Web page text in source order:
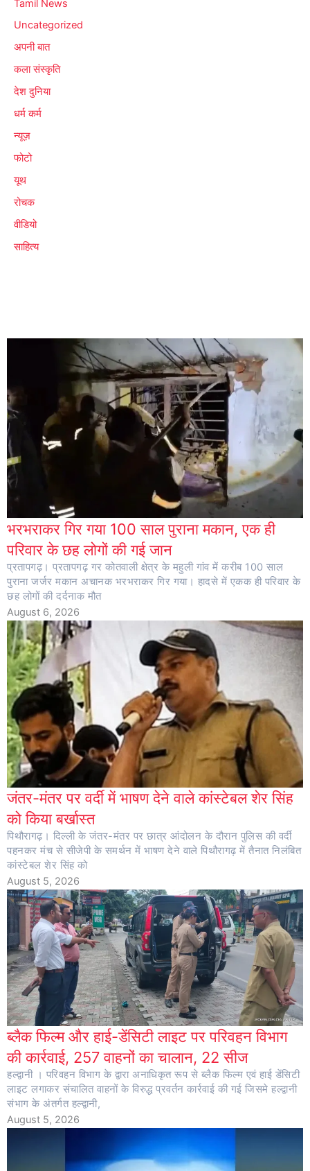
Tamil News
Uncategorized
अपनी बात
कला संस्कृति
देश दुनिया
धर्म कर्म
न्यूज़
फोटो
यूथ
रोचक
वीडियो
साहित्य
भरभराकर गिर गया 100 साल पुराना मकान, एक ही
परिवार के छह लोगों की गई जान
प्रतापगढ़। प्रतापगढ़ गर कोतवाली क्षेत्र के महुली गांव में करीब 100 साल
पुराना जर्जर मकान अचानक भरभराकर गिर गया। हादसे में एकक ही परिवार के
छह लोगों की दर्दनाक मौत
August 6, 2026
जंतर-मंतर पर वर्दी में भाषण देने वाले कांस्टेबल शेर सिंह
को किया बर्खास्त
पिथौरागढ़। दिल्ली के जंतर-मंतर पर छात्र आंदोलन के दौरान पुलिस की वर्दी
पहनकर मंच से सीजेपी के समर्थन में भाषण देने वाले पिथौरागढ़ में तैनात निलंबित
कांस्टेबल शेर सिंह को
August 5, 2026
ब्लैक फिल्म और हाई-डेंसिटी लाइट पर परिवहन विभाग
की कार्रवाई, 257 वाहनों का चालान, 22 सीज
हल्द्वानी । परिवहन विभाग के द्वारा अनाधिकृत रूप से ब्लैक फिल्म एवं हाई डेंसिटी
लाइट लगाकर संचालित वाहनों के विरुद्ध प्रवर्तन कार्रवाई की गई जिसमे हल्द्वानी
संभाग के अंतर्गत हल्द्वानी,
August 5, 2026